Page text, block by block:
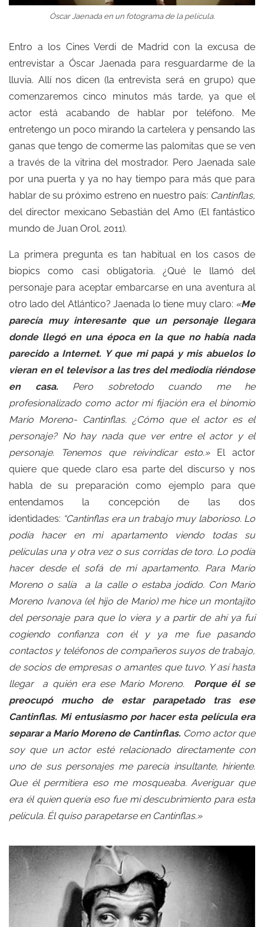
Óscar Jaenada en un fotograma de la película.
Entro a los Cines Verdi de Madrid con la excusa de
entrevistar a Óscar Jaenada para resguardarme de la
lluvia. Allí nos dicen (la entrevista será en grupo) que
comenzaremos cinco minutos más tarde, ya que el
actor está acabando de hablar por teléfono. Me
entretengo un poco mirando la cartelera y pensando las
ganas que tengo de comerme las palomitas que se ven
a través de la vitrina del mostrador. Pero Jaenada sale
por una puerta y ya no hay tiempo para más que para
hablar de su próximo estreno en nuestro país: Cantinflas,
del director mexicano Sebastián del Amo (El fantástico
mundo de Juan Orol, 2011).
La primera pregunta es tan habitual en los casos de
biopics como casi obligatoria. ¿Qué le llamó del
personaje para aceptar embarcarse en una aventura al
otro lado del Atlántico? Jaenada lo tiene muy claro: «Me
parecía muy interesante que un personaje llegara
donde llegó en una época en la que no había nada
parecido a Internet. Y que mi papá y mis abuelos lo
vieran en el televisor a las tres del mediodía riéndose
en casa. Pero sobretodo cuando me he
profesionalizado como actor mi fijación era el binomio
Mario Moreno- Cantinflas. ¿Cómo que el actor es el
personaje? No hay nada que ver entre el actor y el
personaje. Tenemos que reivindicar esto.» El actor
quiere que quede claro esa parte del discurso y nos
habla de su preparación como ejemplo para que
entendamos la concepción de las dos
identidades: “Cantinflas era un trabajo muy laborioso. Lo
podía hacer en mi apartamento viendo todas su
películas una y otra vez o sus corridas de toro. Lo podía
hacer desde el sofá de mi apartamento. Para Mario
Moreno o salía a la calle o estaba jodido. Con Mario
Moreno Ivanova (el hijo de Mario) me hice un montajito
del personaje para que lo viera y a partir de ahí ya fui
cogiendo confianza con él y ya me fue pasando
contactos y teléfonos de compañeros suyos de trabajo,
de socios de empresas o amantes que tuvo. Y así hasta
llegar a quién era ese Mario Moreno. Porque él se
preocupó mucho de estar parapetado tras ese
Cantinflas. Mi entusiasmo por hacer esta película era
separar a Mario Moreno de Cantinflas. Como actor que
soy que un actor esté relacionado directamente con
uno de sus personajes me parecía insultante, hiriente.
Que él permitiera eso me mosqueaba. Averiguar que
era él quien quería eso fue mi descubrimiento para esta
película. Él quiso parapetarse en Cantinflas.»